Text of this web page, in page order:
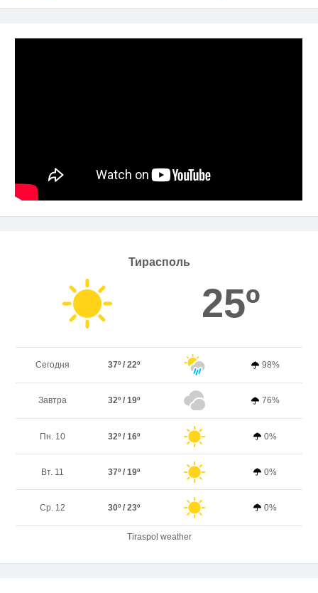
Тирасполь
25º
Сегодня 37º / 22º 98%
Завтра 32º / 19º 76%
Пн. 10 32º / 16º 0%
Вт. 11 37º / 19º 0%
Ср. 12 30º / 23º 0%
Tiraspol weather